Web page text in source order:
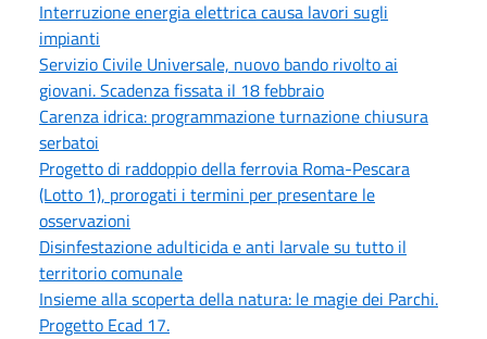
Interruzione energia elettrica causa lavori sugli
impianti
Servizio Civile Universale, nuovo bando rivolto ai
giovani. Scadenza fissata il 18 febbraio
Carenza idrica: programmazione turnazione chiusura
serbatoi
Progetto di raddoppio della ferrovia Roma-Pescara
(Lotto 1), prorogati i termini per presentare le
osservazioni
Disinfestazione adulticida e anti larvale su tutto il
territorio comunale
Insieme alla scoperta della natura: le magie dei Parchi.
Progetto Ecad 17.